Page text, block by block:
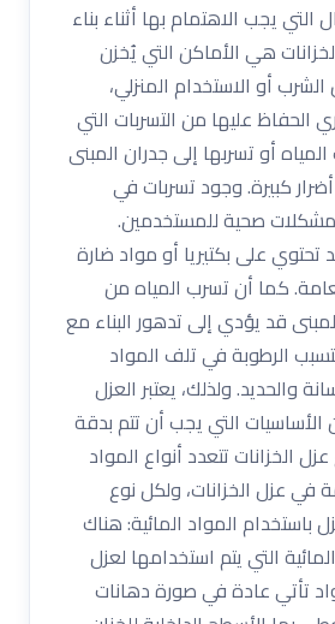
التي يجب الاهتمام بها أثناء بناء
هي الأماكن التي يُخزن
أو الاستخدام المنزلي،
الحفاظ عليها من التسربات التي
أو تسربها إلى جدران المبنى
كبيرة. وجود تسربات في
مشكلات صحية للمستخدمين.
تحتوي على بكتيريا أو مواد ضارة
كما أن تسرب المياه من
قد يؤدي إلى تدهور البناء مع
الرطوبة في تلف المواد
والحديد. ولذلك، يعتبر العزل
الأساسيات التي يجب أن تتم بدقة
2. أنواع عزل الخزانات تتعدد أنواع المواد
في عزل الخزانات، ولكل نوع
باستخدام المواد المائية: هناك
التي يتم استخدامها لعزل
تأتي عادة في صورة دهانات